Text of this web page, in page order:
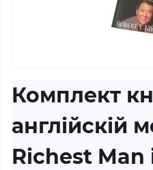
Комплект
англійскій
Richest